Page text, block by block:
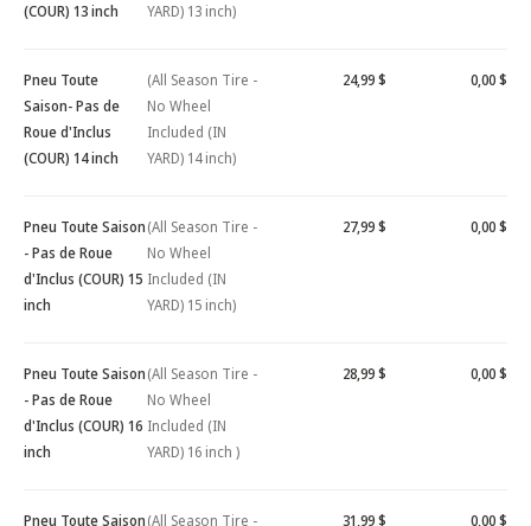
(COUR) 13 inch
YARD) 13 inch)
Pneu Toute
Saison- Pas de
Roue d'Inclus
(COUR) 14 inch
(All Season Tire -
No Wheel
Included (IN
YARD) 14 inch)
24,99 $ 0,00 $
Pneu Toute Saison
- Pas de Roue
d'Inclus (COUR) 15
inch
(All Season Tire -
No Wheel
Included (IN
YARD) 15 inch)
27,99 $ 0,00 $
Pneu Toute Saison
- Pas de Roue
d'Inclus (COUR) 16
inch
(All Season Tire -
No Wheel
Included (IN
YARD) 16 inch )
28,99 $ 0,00 $
Pneu Toute Saison(All Season Tire - 31,99 $ 0,00 $